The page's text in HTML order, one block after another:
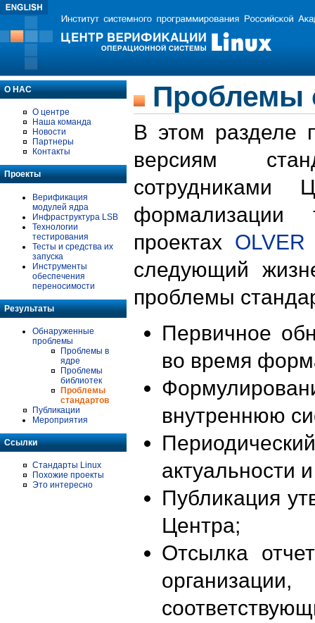
О НАС
О центре
Наша команда
Новости
Партнеры
Контакты
Проекты
Верификация
модулей ядра
Инфраструктура LSB
Технологии
тестирования
Тесты и средства их
запуска
Инструменты
обеспечения
переносимости
Результаты
Обнаруженные
проблемы
Проблемы в
ядре
Проблемы
библиотек
Проблемы
стандартов
Публикации
Мероприятия
Ссылки
Стандарты Linux
Похожие проекты
Это интересно
Проблемы
В этом разделе
версиям
формализации
проектах OLVER
следующий
проблемы
Первичное
во время
внутреннюю
актуальности
Публикация
Центра;
Отсылка